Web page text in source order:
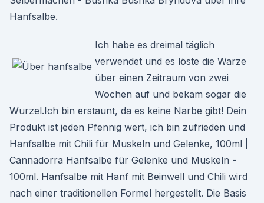
Hanfsalbe.
Ich habe es dreimal täglich
verwendet und es löste die Warze
über einen Zeitraum von zwei
Wochen auf und bekam sogar die
Wurzel.Ich bin erstaunt, da es keine Narbe gibt! Dein
Produkt ist jeden Pfennig wert, ich bin zufrieden und
Hanfsalbe mit Chili für Muskeln und Gelenke, 100ml |
Cannadorra Hanfsalbe für Gelenke und Muskeln -
100ml. Hanfsalbe mit Hanf mit Beinwell und Chili wird
nach einer traditionellen Formel hergestellt. Die Basis